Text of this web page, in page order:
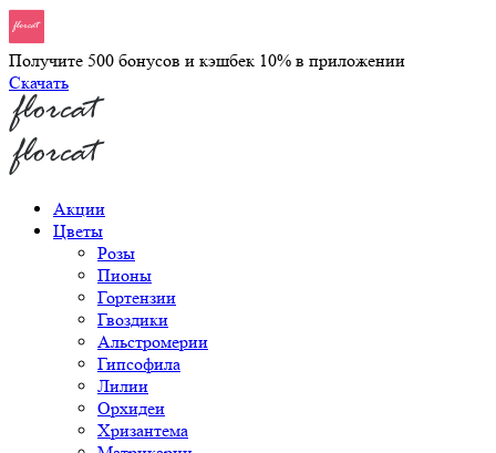
Получите 500 бонусов и кэшбек 10% в приложении
Скачать
Акции
Цветы
Розы
Пионы
Гортензии
Гвоздики
Альстромерии
Гипсофила
Лилии
Орхидеи
Хризантема